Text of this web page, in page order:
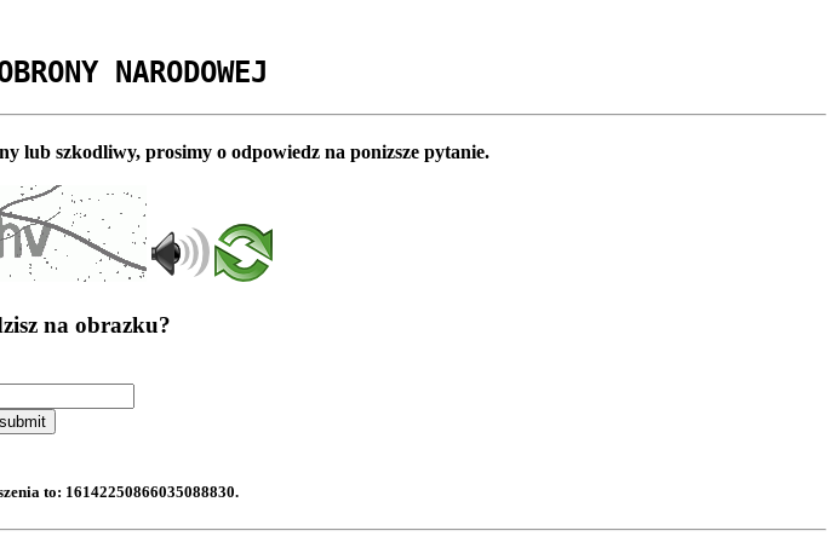
NARODOWEJ
lub szkodliwy, prosimy o odpowiedz na ponizsze pytanie.
na obrazku?
submit
to: 16142250866035088830.